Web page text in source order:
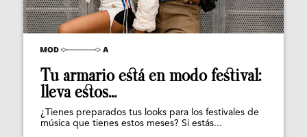
Tu armario está en modo festival:
lleva estos...
¿Tienes preparados tus looks para los festivales de
música que tienes estos meses? Si estás...